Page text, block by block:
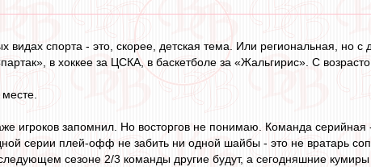
видах спорта - это, скорее, детская тема. Или региональная, но с
в хоккее за ЦСКА, в баскетболе за «Жальгирис». С
игроков запомнил. Но восторгов не понимаю. Команда
серии плей-офф не забить ни одной шайбы - это не вратарь
сезоне 2/3 команды другие будут, а сегодняшние кумиры